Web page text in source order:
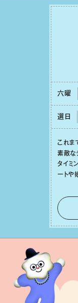
六曜
選日
これま
素敵な
タイミ
ートや
せに
踏み出
ざり
いきま